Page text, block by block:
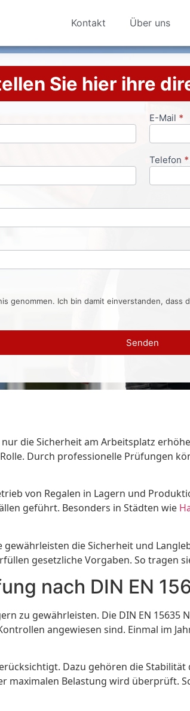
Kontakt Über uns
Sie hier ihre
E-Mail *
Telefon *
genommen. Ich bin damit einverstanden,
Senden
die Sicherheit am Arbeitsplatz
Durch professionelle Prüfungen
von Regalen in Lagern und
geführt. Besonders in Städten wie
gewährleisten die Sicherheit und
gesetzliche Vorgaben. So tragen
nach DIN EN
zu gewährleisten. Die DIN EN
angewiesen sind. Einmal im
Dazu gehören die
maximalen Belastung wird überprüft.